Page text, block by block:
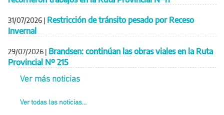
31/07/2026 | Restricción de tránsito pesado por Receso
Invernal
29/07/2026 | Brandsen: continúan las obras viales en la Ruta
Provincial Nº 215
Ver más noticias
Ver todas las noticias...